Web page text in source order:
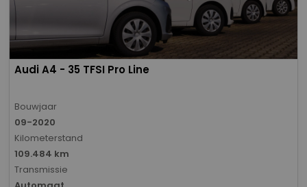
Audi A4 - 35 TFSI Pro Line
Bouwjaar
09-2020
Kilometerstand
109.484 km
Transmissie